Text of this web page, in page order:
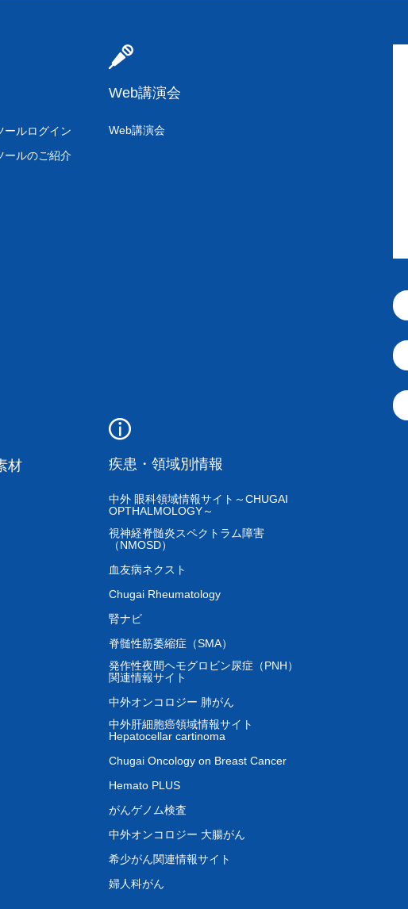
ールログイン
ールのご紹介
Web講演会
Web講演会
材 疾患・領域別情報
中外 眼科領域情報サイト～CHUGAI
OPTHALMOLOGY～
視神経脊髄炎スペクトラム障害
（NMOSD）
血友病ネクスト
Chugai Rheumatology
腎ナビ
脊髄性筋萎縮症（SMA）
発作性夜間ヘモグロビン尿症（PNH）
関連情報サイト
中外オンコロジー 肺がん
中外肝細胞癌領域情報サイト
Hepatocellar cartinoma
Chugai Oncology on Breast Cancer
Hemato PLUS
がんゲノム検査
中外オンコロジー 大腸がん
希少がん関連情報サイト
婦人科がん